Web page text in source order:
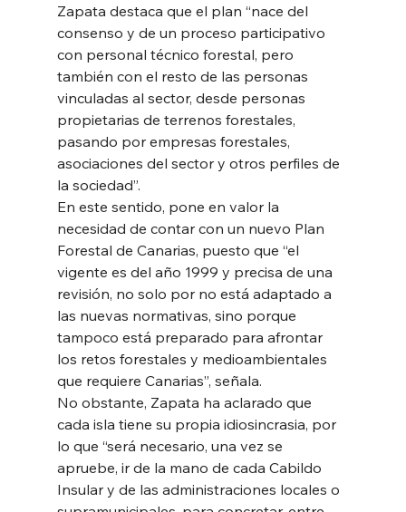
Zapata destaca que el plan “nace del
consenso y de un proceso participativo
con personal técnico forestal, pero
también con el resto de las personas
vinculadas al sector, desde personas
propietarias de terrenos forestales,
pasando por empresas forestales,
asociaciones del sector y otros perfiles de
la sociedad”.
En este sentido, pone en valor la
necesidad de contar con un nuevo Plan
Forestal de Canarias, puesto que “el
vigente es del año 1999 y precisa de una
revisión, no solo por no está adaptado a
las nuevas normativas, sino porque
tampoco está preparado para afrontar
los retos forestales y medioambientales
que requiere Canarias”, señala.
No obstante, Zapata ha aclarado que
cada isla tiene su propia idiosincrasia, por
lo que “será necesario, una vez se
apruebe, ir de la mano de cada Cabildo
Insular y de las administraciones locales o